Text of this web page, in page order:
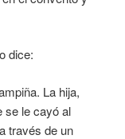
dice:
La hija,
se le cayó al
través de un